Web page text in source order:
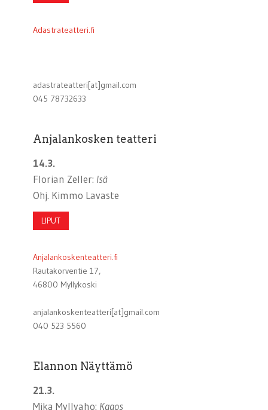
Adastrateatteri.fi
adastrateatteri[at]gmail.com
045 78732633
Anjalankosken teatteri
14.3.
Florian Zeller: Isä
Ohj. Kimmo Lavaste
LIPUT
Anjalankoskenteatteri.fi
Rautakorventie 17,
46800 Myllykoski
anjalankoskenteatteri[at]gmail.com
040 523 5560
Elannon Näyttämö
21.3.
Mika Myllyaho: Kaaos